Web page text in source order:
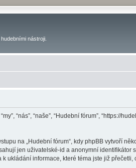
nástroji.
“nás”, “naše”, “Hudební fórum”, “https://
na „Hudební fórum“, kdy phpBB vytvoří
jen uživatelské-id a anonymní
ukládání informace, které téma jste již